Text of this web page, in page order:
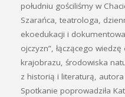
południu gościliśmy w
Szarańca, teatrologa,
ekoedukacji i
ojczyzn”, łączącego
krajobrazu, środowiska
z historią i literaturą, autora
Spotkanie poprowadziła